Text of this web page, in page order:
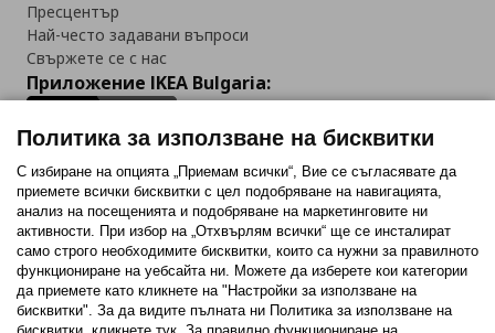
Пресцентър
Най-често задавани въпроси
Свържете се с нас
Приложение IKEA Bulgaria:
Последвайте ни:
FacebookTwitterYoutubePinterestInstagram
Политика за използване на бисквитки
С избиране на опцията „Приемам всички“, Вие се съгласявате да
приемете всички бисквитки с цел подобряване на навигацията,
анализ на посещенията и подобряване на маркетинговите ни
активности. При избор на „Отхвърлям всички“ ще се инсталират
само строго необходимитe бисквитки, които са нужни за правилното
функциониране на уебсайта ни. Можете да изберете кои категории
да приемете като кликнете на "Настройки за използване на
бисквитки". За да видите пълната ни Политика за използване на